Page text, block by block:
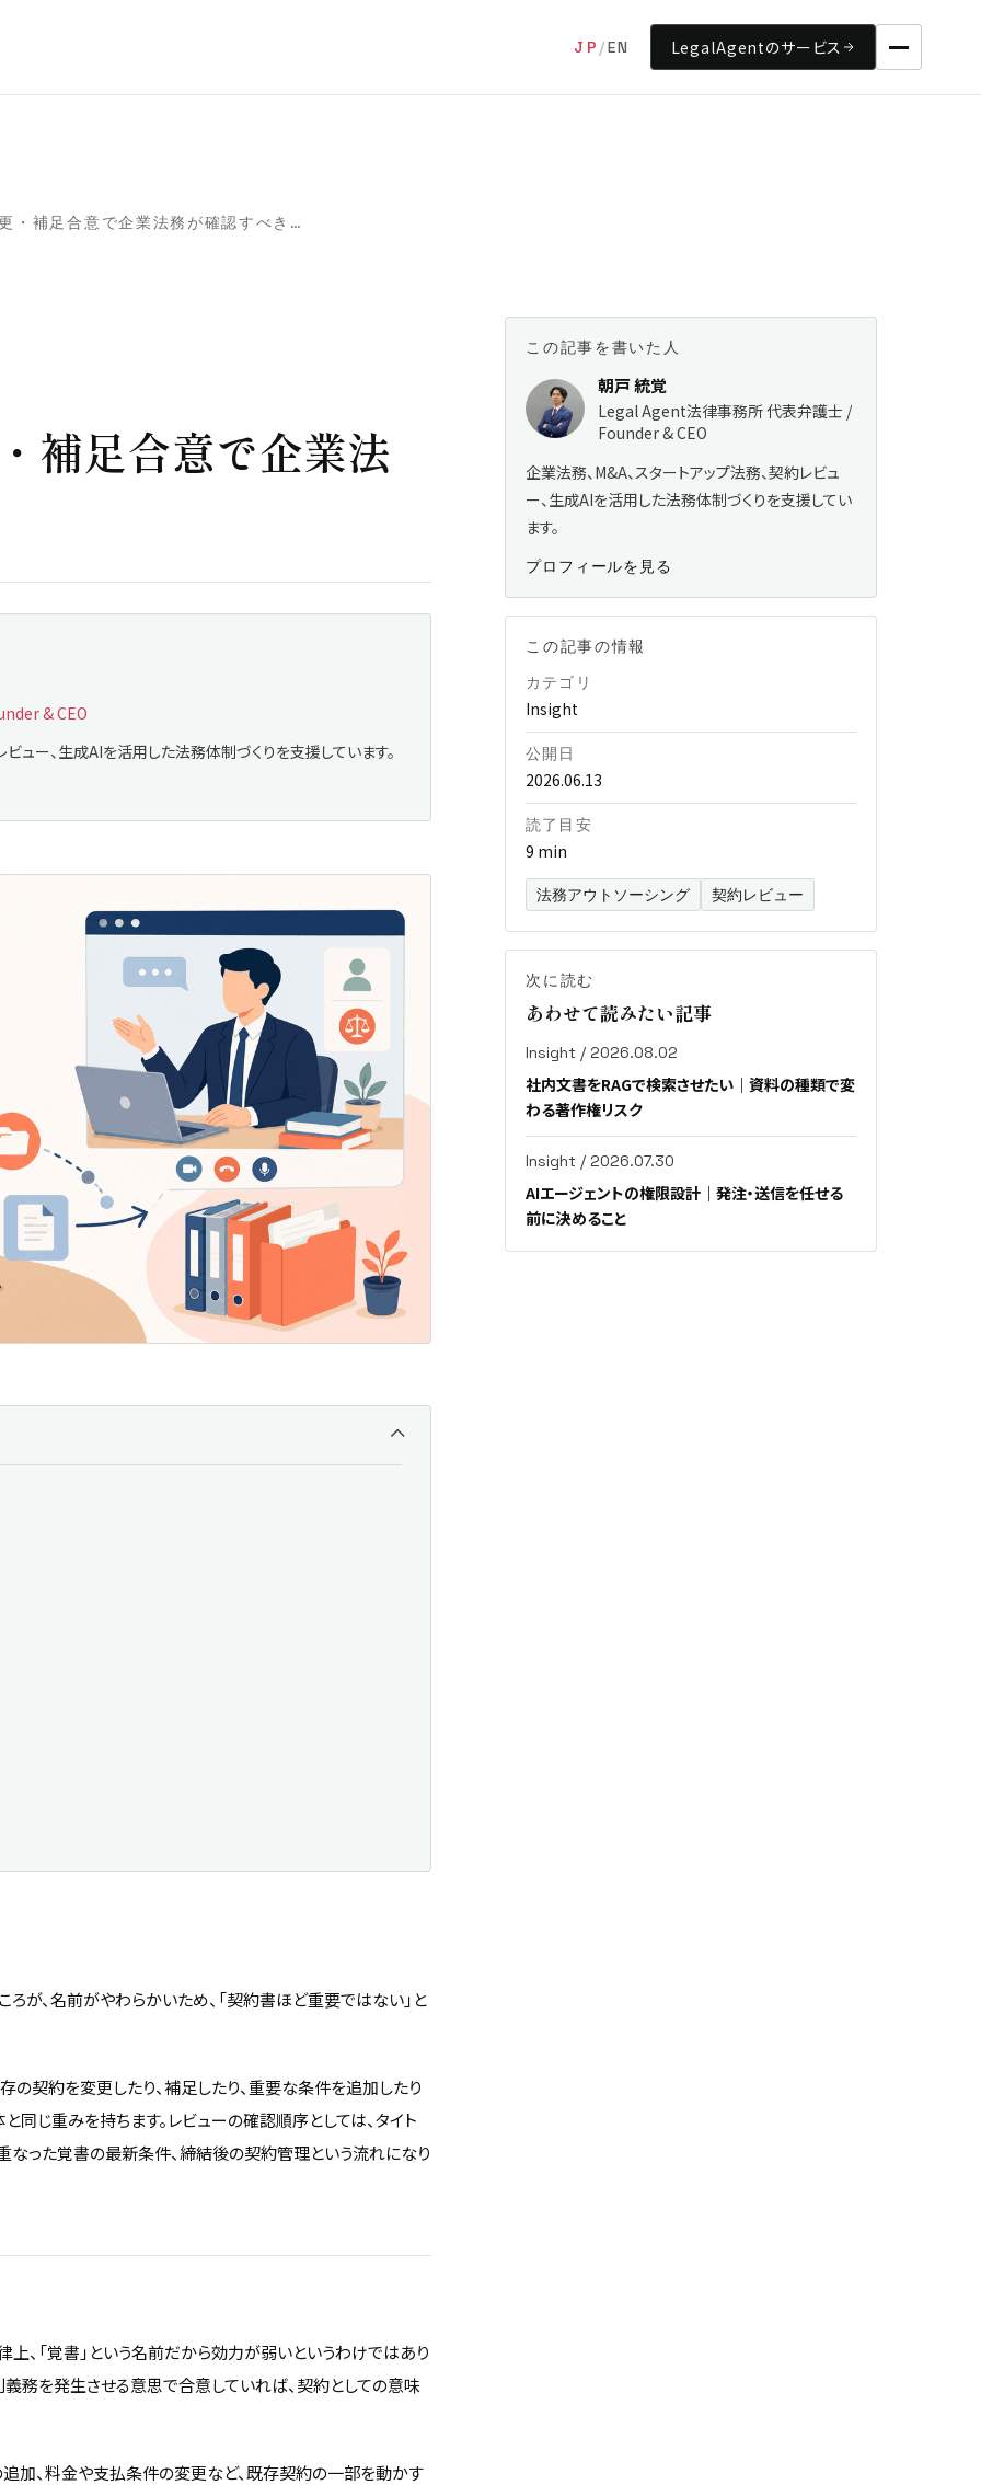
JP /EN LegalAgentのサービス
覚書とは？契約変更・補足合意で企業法務が確認すべきこと
補足合意で企業法
& CEO
ビュー、生成AIを活用した法務体制づくりを支援しています。
が、名前がやわらかいため、「契約書ほど重要ではない」と
の契約を変更したり、補足したり、重要な条件を追加したり
同じ重みを持ちます。レビューの確認順序としては、タイト
なった覚書の最新条件、締結後の契約管理という流れになり
、「覚書」という名前だから効力が弱いというわけではあり
義務を発生させる意思で合意していれば、契約としての意味
加、料金や支払条件の変更など、既存契約の一部を動かす
この記事を書いた人
朝戸 統覚
Legal Agent法律事務所 代表弁護士 /
Founder & CEO
企業法務、M&A、スタートアップ法務、契約レビュ
ー、生成AIを活用した法務体制づくりを支援してい
ます。
プロフィールを見る
この記事の情報
カテゴリ
Insight
公開日
2026.06.13
読了目安
9 min
法務アウトソーシング 契約レビュー
次に読む
あわせて読みたい記事
Insight / 2026.08.02
社内文書をRAGで検索させたい｜資料の種類で変
わる著作権リスク
Insight / 2026.07.30
AIエージェントの権限設計｜発注・送信を任せる
前に決めること